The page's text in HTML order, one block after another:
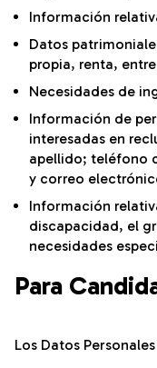
Información
Datos
propia, renta,
Necesidades de
Información de
interesadas en
apellido; teléfono
y correo
Información
discapacidad, el
necesidades
Para
Los Datos